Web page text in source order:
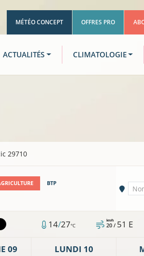
MÉTÉO CONCEPT OFFRES PRO
ACTUALITÉS CLIMATOLOGIE
29710
BTP
Ville
14/27°C 20 /
km/h 51 E
09 LUNDI 10